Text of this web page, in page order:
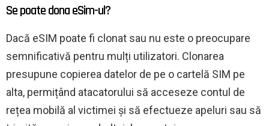
Se poate clona eSim-ul?
Dacă eSIM poate fi clonat sau nu este o preocupare
semnificativă pentru mulți utilizatori. Clonarea
presupune copierea datelor de pe o cartelă SIM pe
alta, permițând atacatorului să acceseze contul de
rețea mobilă al victimei și să efectueze apeluri sau să